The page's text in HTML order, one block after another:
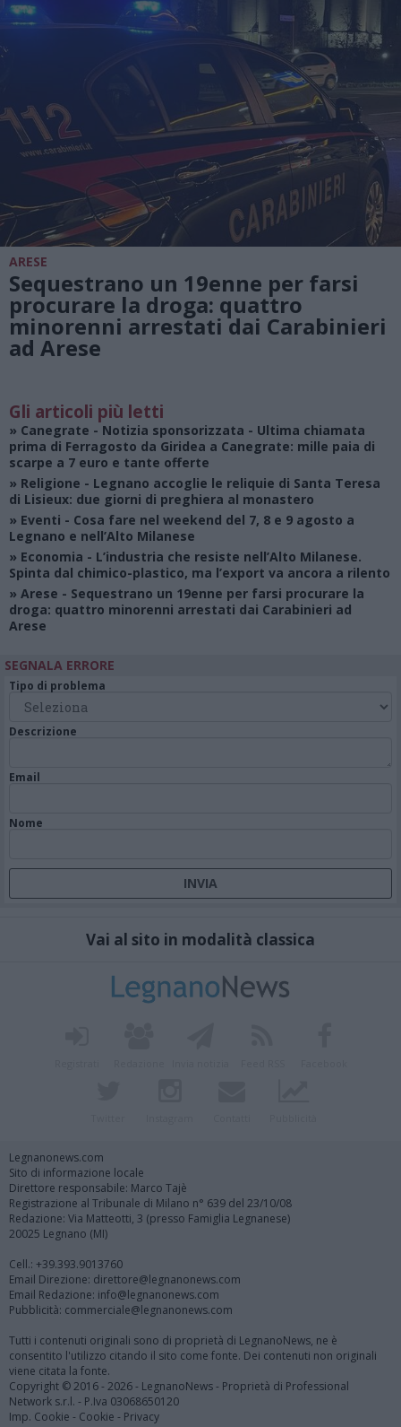
ARESE
Sequestrano un 19enne per farsi
procurare la droga: quattro
minorenni arrestati dai Carabinieri
ad Arese
Gli articoli più letti
» Canegrate - Notizia sponsorizzata - Ultima chiamata
prima di Ferragosto da Giridea a Canegrate: mille paia di
scarpe a 7 euro e tante offerte
» Religione - Legnano accoglie le reliquie di Santa Teresa
di Lisieux: due giorni di preghiera al monastero
» Eventi - Cosa fare nel weekend del 7, 8 e 9 agosto a
Legnano e nell’Alto Milanese
» Economia - L’industria che resiste nell’Alto Milanese.
Spinta dal chimico-plastico, ma l’export va ancora a rilento
» Arese - Sequestrano un 19enne per farsi procurare la
droga: quattro minorenni arrestati dai Carabinieri ad
Arese
SEGNALA ERRORE
Tipo di problema
Descrizione
Email
Nome
Vai al sito in modalità classica
Legnanonews.com
Sito di informazione locale
Direttore responsabile: Marco Tajè
Registrazione al Tribunale di Milano n° 639 del 23/10/08
Redazione: Via Matteotti, 3 (presso Famiglia Legnanese)
20025 Legnano (MI)
Cell.: +39.393.9013760
Email Direzione: direttore@legnanonews.com
Email Redazione: info@legnanonews.com
Pubblicità: commerciale@legnanonews.com
Tutti i contenuti originali sono di proprietà di LegnanoNews, ne è
consentito l'utilizzo citando il sito come fonte. Dei contenuti non originali
viene citata la fonte.
Copyright © 2016 - 2026 - LegnanoNews - Proprietà di Professional
Network s.r.l. - P.Iva 03068650120
Imp. Cookie - Cookie - Privacy